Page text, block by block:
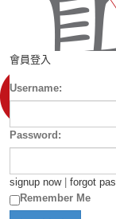
會員登入
Username:
Password:
signup now| forgot
Remember Me